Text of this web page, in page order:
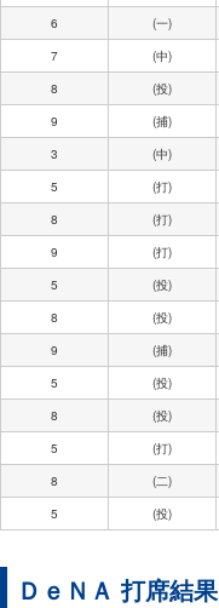
6
(一)
7
(中)
8
(投)
9
(捕)
3
(中)
5
(打)
8
(打)
9
(打)
5
(投)
8
(投)
9
(捕)
5
(投)
8
(投)
5
(打)
8
(二)
5
(投)
ＤｅＮＡ 打席結果